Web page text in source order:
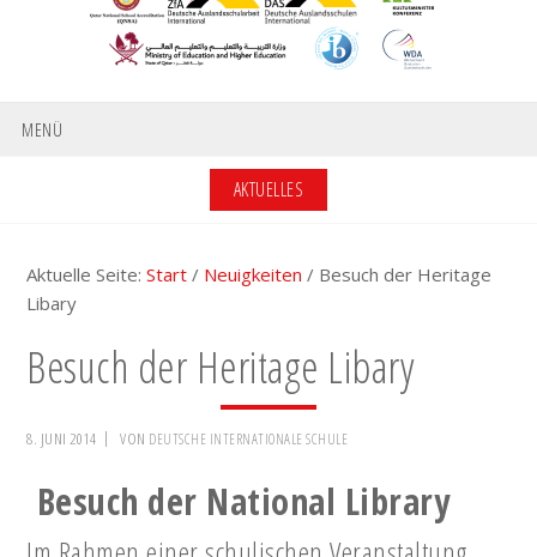
MENÜ
AKTUELLES
Aktuelle Seite:Start / Neuigkeiten / Besuch der Heritage
Libary
Besuch der Heritage Libary
8. JUNI 2014 VON DEUTSCHE INTERNATIONALE SCHULE
Besuch der National Library